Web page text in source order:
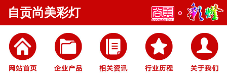
自贡尚美彩灯